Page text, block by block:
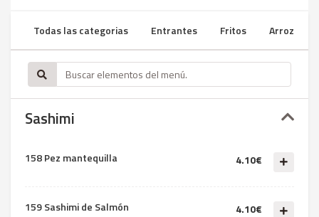
Todas las categorias Entrantes Fritos Arroz
Sashimi
158 Pez mantequilla 4.10€
159 Sashimi de Salmón 4.10€